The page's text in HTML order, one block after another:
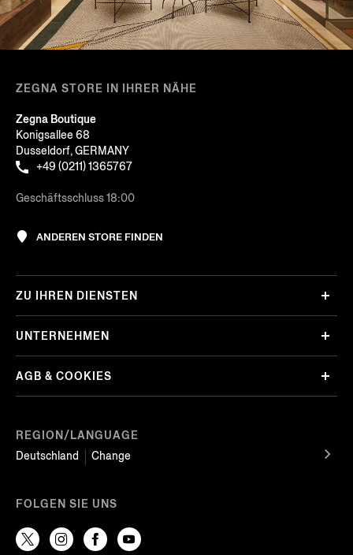
ZEGNA STORE IN IHRER NÄHE
Zegna Boutique
Konigsallee 68
Dusseldorf, GERMANY
+49 (0211) 1365767
Geschäftsschluss 18:00
ANDEREN STORE FINDEN
REGION/LANGUAGE
Deutschland
Change
ZU IHREN DIENSTEN
UNTERNEHMEN
AGB & COOKIES
FOLGEN SIE UNS